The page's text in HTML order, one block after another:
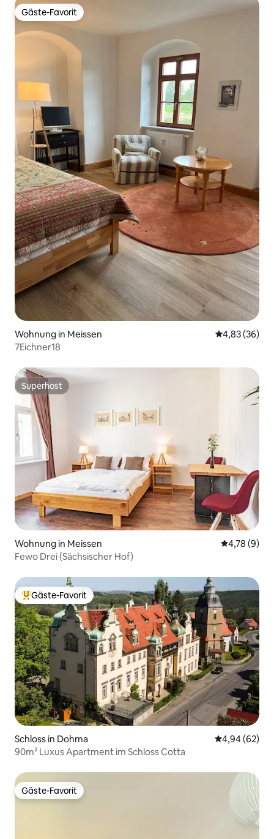
Gäste-Favorit
Gäste-Favorit
Wohnung in Meissen
4,83 (36)
7Eichner18
Superhost
Superhost
Wohnung in Meissen
4,78 (9)
Fewo Drei (Sächsischer Hof)
Beliebter Gäste-Favorit.
Gäste-Favorit
Schloss in Dohma
4,94 (62)
90m² Luxus Apartment im Schloss Cotta
Gäste-Favorit
Gäste-Favorit